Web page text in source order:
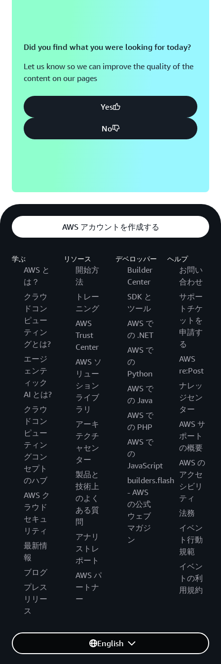
Did you find what you were looking for today?
Let us know so we can improve the quality of the
content on our pages
Yes
No
AWS アカウントを作成する
学ぶ
AWS と
は？
クラウ
ドコン
ピュー
ティン
グとは?
エージ
ェンテ
ィック
AI とは?
クラウ
ドコン
ピュー
ティン
グコン
セプト
のハブ
AWS ク
ラウド
セキュ
リティ
最新情
報
ブログ
プレス
リリー
ス
リソース
開始方
法
トレー
ニング
AWS
Trust
Center
AWS ソ
リュー
ション
ライブ
ラリ
アーキ
テクチ
ャセン
ター
製品と
技術上
のよく
ある質
問
アナリ
ストレ
ポート
AWS パ
ートナ
ー
デベロッパー
Builder
Center
SDK と
ツール
AWS で
の .NET
AWS で
の
Python
AWS で
の Java
AWS で
の PHP
AWS で
の
JavaScript
builders.flash
- AWS
の公式
ウェブ
マガジ
ン
ヘルプ
お問い
合わせ
サポー
トチケ
ットを
申請す
る
AWS
re:Post
ナレッ
ジセン
ター
AWS サ
ポート
の概要
AWS の
アクセ
シビリ
ティ
法務
イベン
ト行動
規範
イベン
トの利
用規約
English